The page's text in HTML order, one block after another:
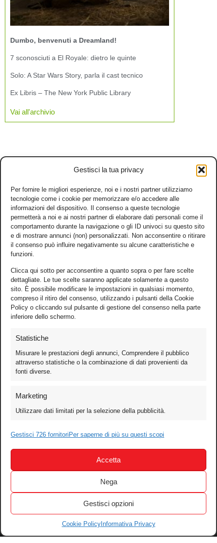
Gestisci la tua privacy
Per fornire le migliori esperienze, noi e i nostri partner utilizziamo
tecnologie come i cookie per memorizzare e/o accedere alle
informazioni del dispositivo. Il consenso a queste tecnologie
permetterà a noi e ai nostri partner di elaborare dati personali come il
comportamento durante la navigazione o gli ID univoci su questo sito
e di mostrare annunci (non) personalizzati. Non acconsentire o ritirare
il consenso può influire negativamente su alcune caratteristiche e
funzioni.
Clicca qui sotto per acconsentire a quanto sopra o per fare scelte
dettagliate. Le tue scelte saranno applicate solamente a questo
sito. È possibile modificare le impostazioni in qualsiasi momento,
compreso il ritiro del consenso, utilizzando i pulsanti della Cookie
Policy o cliccando sul pulsante di gestione del consenso nella parte
inferiore dello schermo.
Statistiche
Misurare le prestazioni degli annunci, Comprendere il pubblico
attraverso statistiche o la combinazione di dati provenienti da
fonti diverse.
Marketing
Utilizzare dati limitati per la selezione della pubblicità.
Gestisci 726 fornitori Per saperne di più su questi scopi
Accetta
Nega
Gestisci opzioni
Cookie PolicyInformativa Privacy
Dumbo, benvenuti a Dreamland!
7 sconosciuti a El Royale: dietro le quinte
Solo: A Star Wars Story, parla il cast tecnico
Ex Libris – The New York Public Library
Vai all'archivio
Games
Test
Audio
Festival & Concorsi
Iscriviti alla newsletter